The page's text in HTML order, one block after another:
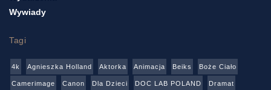
Wywiady
Tagi
4k Agnieszka Holland Aktorka Animacja Beiks Boże Ciało
Camerimage Canon Dla Dzieci DOC LAB POLAND Dramat